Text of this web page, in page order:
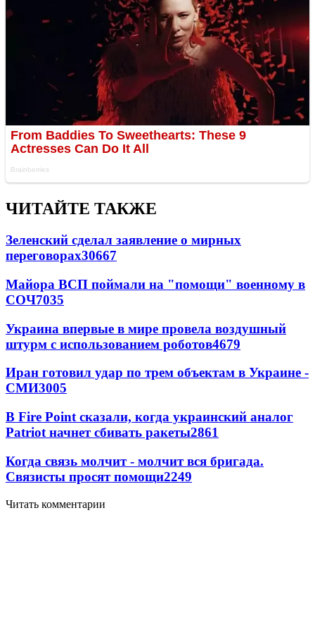
ЧИТАЙТЕ ТАКЖЕ
Зеленский сделал заявление о мирных
переговорах30667
Майора ВСП поймали на "помощи" военному в
СОЧ7035
Украина впервые в мире провела воздушный
штурм с использованием роботов4679
Иран готовил удар по трем объектам в Украине -
СМИ3005
В Fire Point сказали, когда украинский аналог
Patriot начнет сбивать ракеты2861
Когда связь молчит - молчит вся бригада.
Связисты просят помощи2249
Читать комментарии